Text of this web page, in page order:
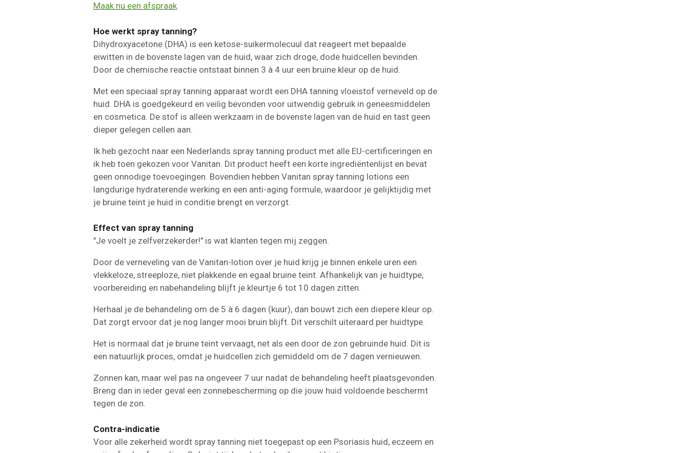
Maak nu een afspraak.
Hoe werkt spray tanning?
Dihydroxyacetone (DHA) is een ketose-suikermolecuul dat reageert met bepaalde
eiwitten in de bovenste lagen van de huid, waar zich droge, dode huidcellen bevinden.
Door de chemische reactie ontstaat binnen 3 à 4 uur een bruine kleur op de huid.
Met een speciaal spray tanning apparaat wordt een DHA tanning vloeistof verneveld op de
huid. DHA is goedgekeurd en veilig bevonden voor uitwendig gebruik in geneesmiddelen
en cosmetica. De stof is alleen werkzaam in de bovenste lagen van de huid en tast geen
dieper gelegen cellen aan.
Ik heb gezocht naar een Nederlands spray tanning product met alle EU-certificeringen en
ik heb toen gekozen voor Vanitan. Dit product heeft een korte ingrediëntenlijst en bevat
geen onnodige toevoegingen. Bovendien hebben Vanitan spray tanning lotions een
langdurige hydraterende werking en een anti-aging formule, waardoor je gelijktijdig met
je bruine teint je huid in conditie brengt en verzorgt.
Effect van spray tanning
"Je voelt je zelfverzekerder!" is wat klanten tegen mij zeggen.
Door de verneveling van de Vanitan-lotion over je huid krijg je binnen enkele uren een
vlekkeloze, streeploze, niet plakkende en egaal bruine teint. Afhankelijk van je huidtype,
voorbereiding en nabehandeling blijft je kleurtje 6 tot 10 dagen zitten.
Herhaal je de behandeling om de 5 à 6 dagen (kuur), dan bouwt zich een diepere kleur op.
Dat zorgt ervoor dat je nog langer mooi bruin blijft. Dit verschilt uiteraard per huidtype.
Het is normaal dat je bruine teint vervaagt, net als een door de zon gebruinde huid. Dit is
een natuurlijk proces, omdat je huidcellen zich gemiddeld om de 7 dagen vernieuwen.
Zonnen kan, maar wel pas na ongeveer 7 uur nadat de behandeling heeft plaatsgevonden.
Breng dan in ieder geval een zonnebescherming op die jouw huid voldoende beschermt
tegen de zon.
Contra-indicatie
Voor alle zekerheid wordt spray tanning niet toegepast op een Psoriasis huid, eczeem en